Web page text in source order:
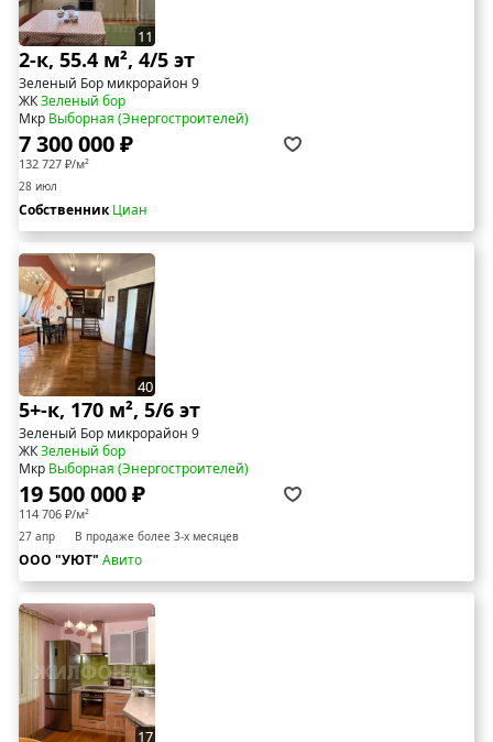
11
2-к, 55.4 м², 4/5 эт
Зеленый Бор микрорайон 9
ЖКЗеленый бор
Мкр Выборная (Энергостроителей)
7 300 000 ₽
132 727 ₽/м²
28 июл
СобственникЦиан
40
5+-к, 170 м², 5/6 эт
Зеленый Бор микрорайон 9
ЖКЗеленый бор
Мкр Выборная (Энергостроителей)
19 500 000 ₽
114 706 ₽/м²
27 апр В продаже более 3-х месяцев
ООО "УЮТ" Авито
17